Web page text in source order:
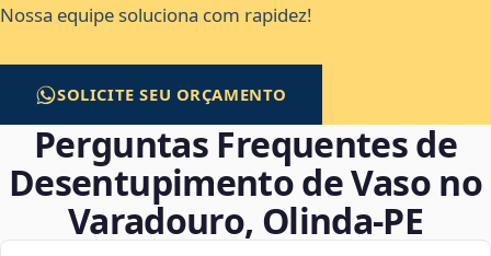
Nossa equipe soluciona com rapidez!
SOLICITE SEU ORÇAMENTO
Perguntas Frequentes de
Desentupimento de Vaso no
Varadouro, Olinda‑PE